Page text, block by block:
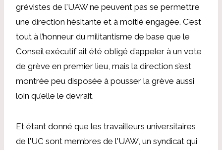
grévistes de l'UAW ne peuvent pas se permettre
une direction hésitante et à moitié engagée. C’est
tout à l’honneur du militantisme de base que le
Conseil exécutif ait été obligé d’appeler à un vote
de grève en premier lieu, mais la direction s’est
montrée peu disposée à pousser la grève aussi
loin qu’elle le devrait.
Et étant donné que les travailleurs universitaires
de l'UC sont membres de l'UAW, un syndicat qui